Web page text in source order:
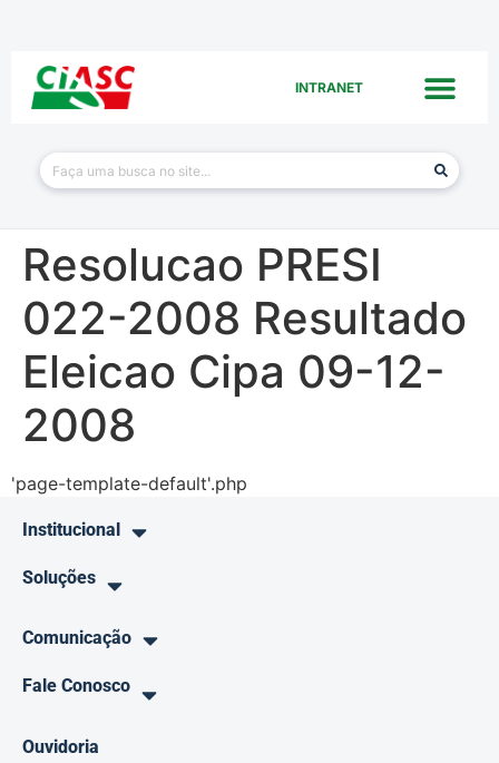
INTRANET
Resolucao PRESI
022-2008 Resultado
Eleicao Cipa 09-12-
2008
'page-template-default'.php
Institucional
Soluções
Comunicação
Fale Conosco
Ouvidoria